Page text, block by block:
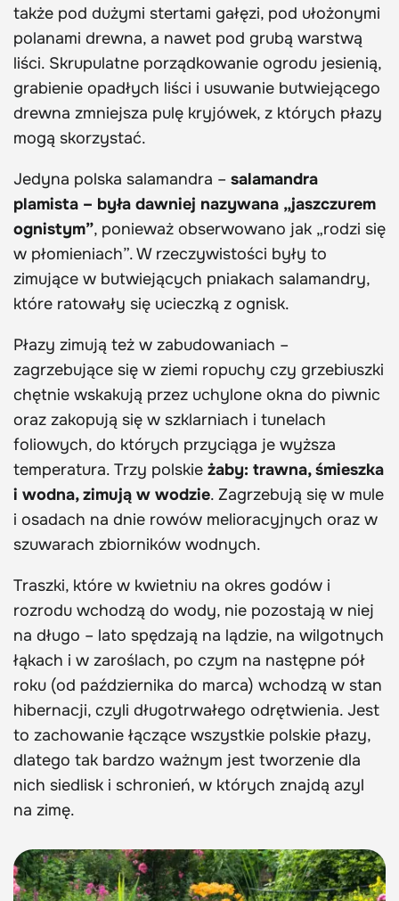
także pod dużymi stertami gałęzi, pod ułożonymi
polanami drewna, a nawet pod grubą warstwą
liści. Skrupulatne porządkowanie ogrodu jesienią,
grabienie opadłych liści i usuwanie butwiejącego
drewna zmniejsza pulę kryjówek, z których płazy
mogą skorzystać.
Jedyna polska salamandra – salamandra
plamista – była dawniej nazywana „jaszczurem
ognistym”, ponieważ obserwowano jak „rodzi się
w płomieniach”. W rzeczywistości były to
zimujące w butwiejących pniakach salamandry,
które ratowały się ucieczką z ognisk.
Płazy zimują też w zabudowaniach –
zagrzebujące się w ziemi ropuchy czy grzebiuszki
chętnie wskakują przez uchylone okna do piwnic
oraz zakopują się w szklarniach i tunelach
foliowych, do których przyciąga je wyższa
temperatura. Trzy polskie żaby: trawna, śmieszka
i wodna, zimują w wodzie. Zagrzebują się w mule
i osadach na dnie rowów melioracyjnych oraz w
szuwarach zbiorników wodnych.
Traszki, które w kwietniu na okres godów i
rozrodu wchodzą do wody, nie pozostają w niej
na długo – lato spędzają na lądzie, na wilgotnych
łąkach i w zaroślach, po czym na następne pół
roku (od października do marca) wchodzą w stan
hibernacji, czyli długotrwałego odrętwienia. Jest
to zachowanie łączące wszystkie polskie płazy,
dlatego tak bardzo ważnym jest tworzenie dla
nich siedlisk i schronień, w których znajdą azyl
na zimę.